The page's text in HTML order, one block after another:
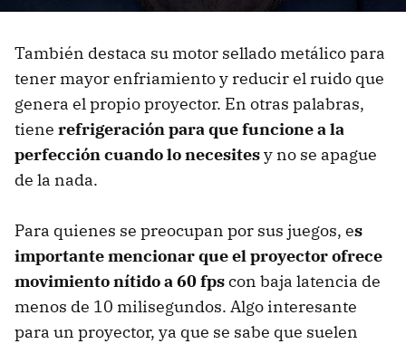
También destaca su motor sellado metálico para
tener mayor enfriamiento y reducir el ruido que
genera el propio proyector. En otras palabras,
tiene refrigeración para que funcione a la
perfección cuando lo necesitesy no se apague
de la nada.
Para quienes se preocupan por sus juegos, es
importante mencionar que el proyector ofrece
movimiento nítido a 60 fpscon baja latencia de
menos de 10 milisegundos. Algo interesante
para un proyector, ya que se sabe que suelen